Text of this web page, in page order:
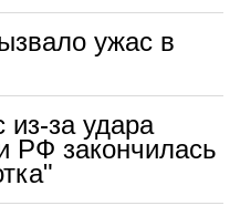
ужас в
из-за удара
РФ закончилась